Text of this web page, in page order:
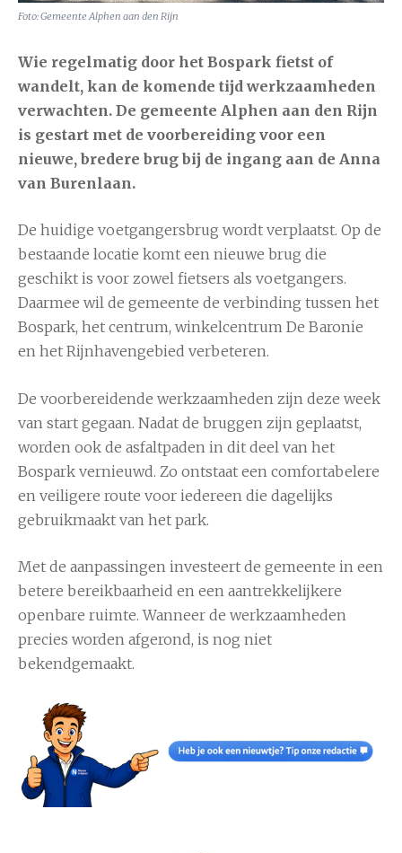
Foto: Gemeente Alphen aan den Rijn
Wie regelmatig door het Bospark fietst of
wandelt, kan de komende tijd werkzaamheden
verwachten. De gemeente Alphen aan den Rijn
is gestart met de voorbereiding voor een
nieuwe, bredere brug bij de ingang aan de Anna
van Burenlaan.
De huidige voetgangersbrug wordt verplaatst. Op de
bestaande locatie komt een nieuwe brug die
geschikt is voor zowel fietsers als voetgangers.
Daarmee wil de gemeente de verbinding tussen het
Bospark, het centrum, winkelcentrum De Baronie
en het Rijnhavengebied verbeteren.
De voorbereidende werkzaamheden zijn deze week
van start gegaan. Nadat de bruggen zijn geplaatst,
worden ook de asfaltpaden in dit deel van het
Bospark vernieuwd. Zo ontstaat een comfortabelere
en veiligere route voor iedereen die dagelijks
gebruikmaakt van het park.
Met de aanpassingen investeert de gemeente in een
betere bereikbaarheid en een aantrekkelijkere
openbare ruimte. Wanneer de werkzaamheden
precies worden afgerond, is nog niet
bekendgemaakt.